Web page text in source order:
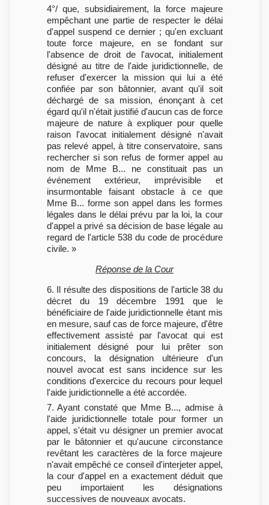
4°/ que, subsidiairement, la force majeure
empêchant une partie de respecter le délai
d'appel suspend ce dernier ; qu'en excluant
toute force majeure, en se fondant sur
l'absence de droit de l'avocat, initialement
désigné au titre de l'aide juridictionnelle, de
refuser d'exercer la mission qui lui a été
confiée par son bâtonnier, avant qu'il soit
déchargé de sa mission, énonçant à cet
égard qu'il n'était justifié d'aucun cas de force
majeure de nature à expliquer pour quelle
raison l'avocat initialement désigné n'avait
pas relevé appel, à titre conservatoire, sans
rechercher si son refus de former appel au
nom de Mme B... ne constituait pas un
événement extérieur, imprévisible et
insurmontable faisant obstacle à ce que
Mme B... forme son appel dans les formes
légales dans le délai prévu par la loi, la cour
d'appel a privé sa décision de base légale au
regard de l'article 538 du code de procédure
civile. »
Réponse de la Cour
6. Il résulte des dispositions de l'article 38 du
décret du 19 décembre 1991 que le
bénéficiaire de l'aide juridictionnelle étant mis
en mesure, sauf cas de force majeure, d'être
effectivement assisté par l'avocat qui est
initialement désigné pour lui prêter son
concours, la désignation ultérieure d'un
nouvel avocat est sans incidence sur les
conditions d'exercice du recours pour lequel
l'aide juridictionnelle a été accordée.
7. Ayant constaté que Mme B..., admise à
l'aide juridictionnelle totale pour former un
appel, s'était vu désigner un premier avocat
par le bâtonnier et qu'aucune circonstance
revêtant les caractères de la force majeure
n'avait empêché ce conseil d'interjeter appel,
la cour d'appel en a exactement déduit que
peu importaient les désignations
successives de nouveaux avocats.